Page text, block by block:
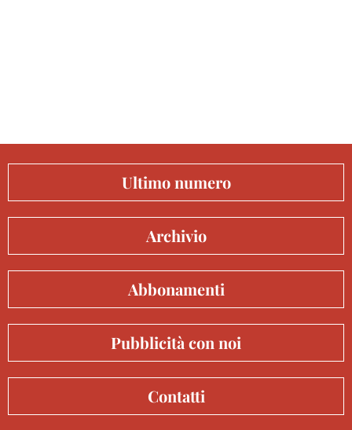
Ultimo numero
Archivio
Abbonamenti
Pubblicità con noi
Contatti